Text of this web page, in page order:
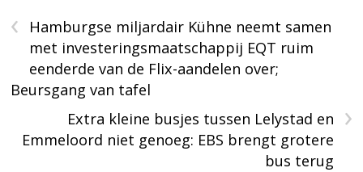
‹
Hamburgse miljardair Kühne neemt samen
met investeringsmaatschappij EQT ruim
eenderde van de Flix-aandelen over;
Beursgang van tafel
›
Extra kleine busjes tussen Lelystad en
Emmeloord niet genoeg: EBS brengt grotere
bus terug